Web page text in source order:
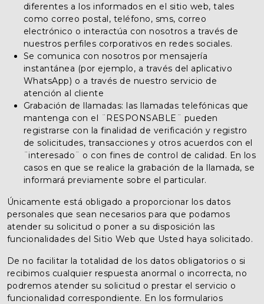
diferentes a los informados en el sitio web, tales
como correo postal, teléfono, sms, correo
electrónico o interactúa con nosotros a través de
nuestros perfiles corporativos en redes sociales.
Se comunica con nosotros por mensajería
instantánea (por ejemplo, a través del aplicativo
WhatsApp) o a través de nuestro servicio de
atención al cliente
Grabación de llamadas: las llamadas telefónicas que
mantenga con el ¨RESPONSABLE¨ pueden
registrarse con la finalidad de verificación y registro
de solicitudes, transacciones y otros acuerdos con el
¨interesado¨ o con fines de control de calidad. En los
casos en que se realice la grabación de la llamada, se
informará previamente sobre el particular.
Únicamente está obligado a proporcionar los datos
personales que sean necesarios para que podamos
atender su solicitud o poner a su disposición las
funcionalidades del Sitio Web que Usted haya solicitado.
De no facilitar la totalidad de los datos obligatorios o si
recibimos cualquier respuesta anormal o incorrecta, no
podremos atender su solicitud o prestar el servicio o
funcionalidad correspondiente. En los formularios